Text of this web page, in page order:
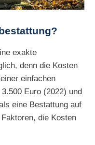
exakte
denn die Kosten
einfachen
Euro (2022) und
eine Bestattung auf
die Kosten